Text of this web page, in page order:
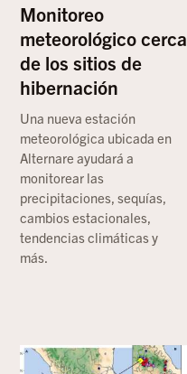
Monitoreo
meteorológico cerca
de los sitios de
hibernación
Una nueva estación
meteorológica ubicada en
Alternare ayudará a
monitorear las
precipitaciones, sequías,
cambios estacionales,
tendencias climáticas y
más.